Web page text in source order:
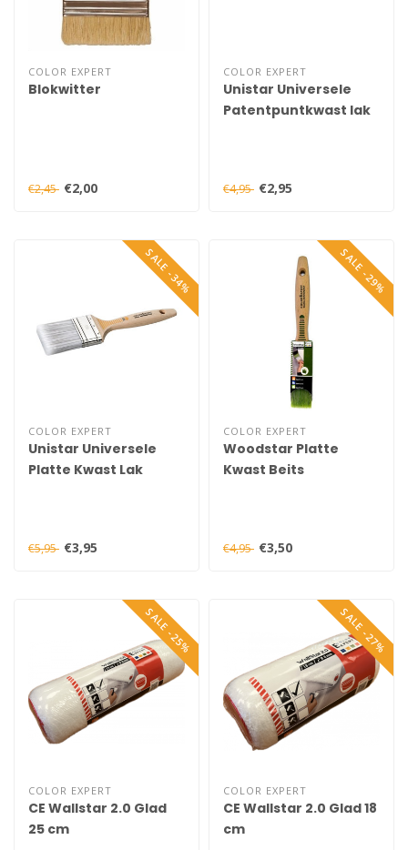
COLOR EXPERT
Blokwitter
€2,45 €2,00
COLOR EXPERT
Unistar Universele
Patentpuntkwast lak
€4,95 €2,95
SALE -34%
COLOR EXPERT
Unistar Universele
Platte Kwast Lak
€5,95 €3,95
SALE -29%
COLOR EXPERT
Woodstar Platte
Kwast Beits
€4,95 €3,50
SALE -25%
COLOR EXPERT
CE Wallstar 2.0 Glad
25 cm
SALE -27%
COLOR EXPERT
CE Wallstar 2.0 Glad 18
cm